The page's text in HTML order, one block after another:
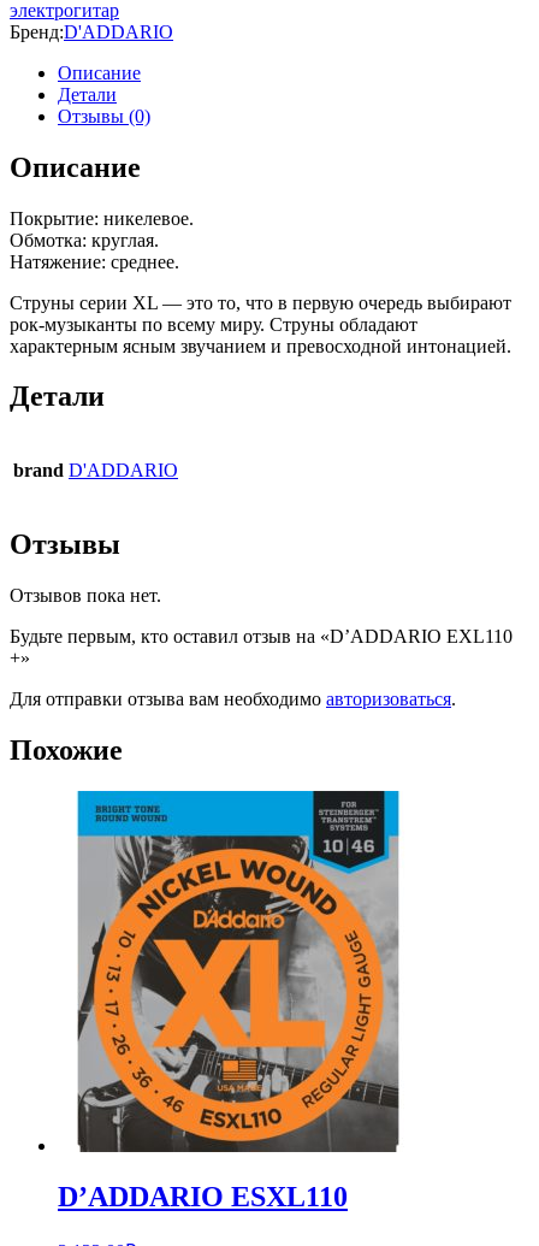
электрогитар
Бренд:D'ADDARIO
Описание
Детали
Отзывы (0)
Описание
Покрытие: никелевое.
Обмотка: круглая.
Натяжение: среднее.
Струны серии XL — это то, что в первую очередь выбирают
рок-музыканты по всему миру. Струны обладают
характерным ясным звучанием и превосходной интонацией.
Детали
brand D'ADDARIO
Отзывы
Отзывов пока нет.
Будьте первым, кто оставил отзыв на «D’ADDARIO EXL110
+»
Для отправки отзыва вам необходимо авторизоваться.
Похожие
D’ADDARIO ESXL110